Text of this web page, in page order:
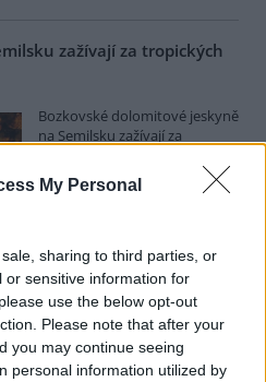
My Personal
sharing to third parties, or
or sensitive information for
use the below opt-out
Please note that after your
you may continue seeing
personal information utilized by
zažívají za tropických
Bozkovské dolomitové jeskyně
na Semilsku zažívají za
nečekaný nápor. Jde sice o
jedno z nejchladnějších míst v
teplotu mezi 7,5 až devíti stupni
spíše v době, když bylo nevlídno.
stovky lidí kvůli